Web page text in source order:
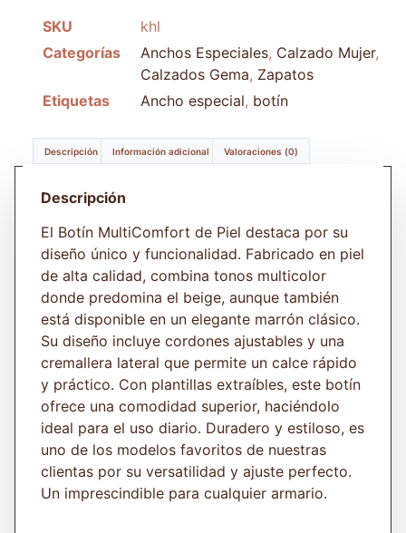
SKU
khl
Categorías
Anchos Especiales, Calzado Mujer,
Calzados Gema, Zapatos
Etiquetas
Ancho especial, botín
Descripción Información adicional Valoraciones (0)
Descripción
El Botín MultiComfort de Piel destaca por su
diseño único y funcionalidad. Fabricado en piel
de alta calidad, combina tonos multicolor
donde predomina el beige, aunque también
está disponible en un elegante marrón clásico.
Su diseño incluye cordones ajustables y una
cremallera lateral que permite un calce rápido
y práctico. Con plantillas extraíbles, este botín
ofrece una comodidad superior, haciéndolo
ideal para el uso diario. Duradero y estiloso, es
uno de los modelos favoritos de nuestras
clientas por su versatilidad y ajuste perfecto.
Un imprescindible para cualquier armario.